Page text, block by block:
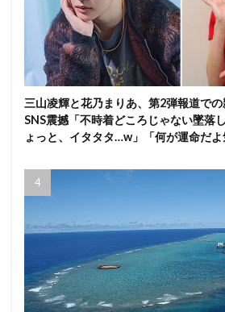
三山凌輝と花乃まりあ、第2弾報道で
SNS震撼「不時着どころじゃない墜落
ょっと、イタタタ…w」「何が運命だよ